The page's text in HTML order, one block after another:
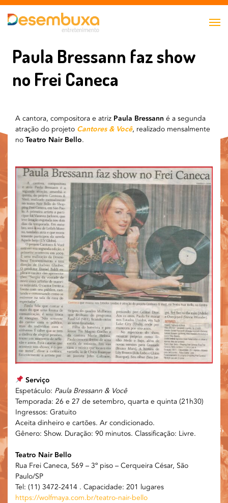
Paula Bressann faz show
no Frei Caneca
A cantora, compositora e atriz Paula Bressann é a segunda
atração do projeto Cantores & Você, realizado mensalmente
no Teatro Nair Bello.
Serviço
Espetáculo: Paula Bressann & Você
Temporada: 26 e 27 de setembro, quarta e quinta (21h30)
Ingressos: Gratuito
Aceita dinheiro e cartões. Ar condicionado.
Gênero: Show. Duração: 90 minutos. Classificação: Livre.
Teatro Nair Bello
Rua Frei Caneca, 569 – 3º piso – Cerqueira César, São
Paulo/SP
Tel: (11) 3472-2414 . Capacidade: 201 lugares
https://wolfmaya.com.br/teatro-nair-bello